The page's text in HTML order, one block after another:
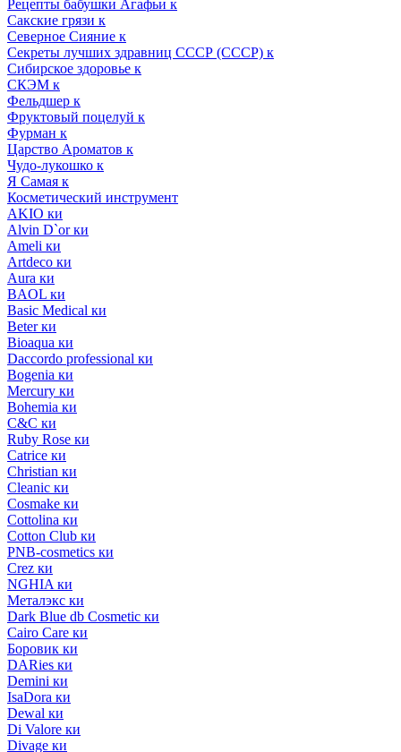
Рецепты бабушки Агафьи к
Сакские грязи к
Северное Сияние к
Секреты лучших здравниц СССР (СССР) к
Сибирское здоровье к
СКЭМ к
Фельдшер к
Фруктовый поцелуй к
Фурман к
Царство Ароматов к
Чудо-лукошко к
Я Самая к
Косметический инструмент
AKIO ки
Alvin D`or ки
Ameli ки
Artdeco ки
Aura ки
BAOL ки
Basic Medical ки
Beter ки
Bioaqua ки
Daccordo professional ки
Bogenia ки
Mercury ки
Bohemia ки
C&C ки
Ruby Rose ки
Catrice ки
Christian ки
Cleanic ки
Cosmake ки
Cottolina ки
Cotton Club ки
PNB-cosmetics ки
Crez ки
NGHIA ки
Металэкс ки
Dark Blue db Cosmetic ки
Cairo Care ки
Боровик ки
DARies ки
Demini ки
IsaDora ки
Dewal ки
Di Valore ки
Divage ки